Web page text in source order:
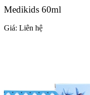
Medikids 60ml
Giá: Liên hệ